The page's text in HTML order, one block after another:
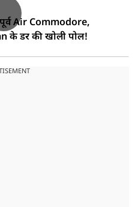
Air Commodore,
के डर की खोली पोल!